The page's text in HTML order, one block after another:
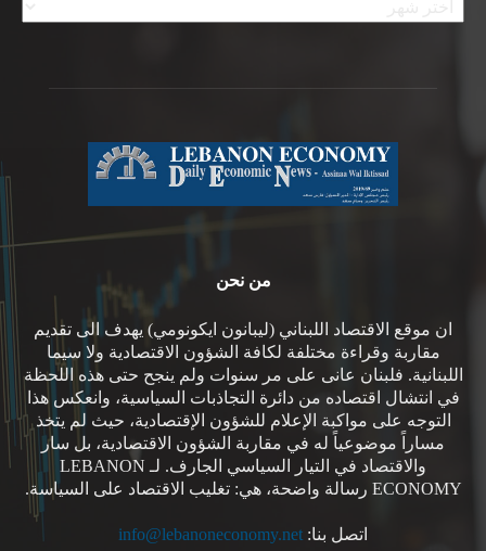
من نحن
ان موقع الاقتصاد اللبناني (ليبانون ايكونومي) يهدف الى تقديم
مقاربة وقراءة مختلفة لكافة الشؤون الاقتصادية ولا سيما
اللبنانية. فلبنان عانى على مر سنوات ولم ينجح حتى هذه اللحظة
في انتشال اقتصاده من دائرة التجاذبات السياسية، وانعكس هذا
التوجه على مواكبة الإعلام للشؤون الإقتصادية، حيث لم يتخذ
مساراً موضوعياً له في مقاربة الشؤون الاقتصادية، بل سار
والاقتصاد في التيار السياسي الجارف. لـ LEBANON
ECONOMY رسالة واضحة، هي: تغليب الاقتصاد على السياسة.
اتصل بنا: info@lebanoneconomy.net